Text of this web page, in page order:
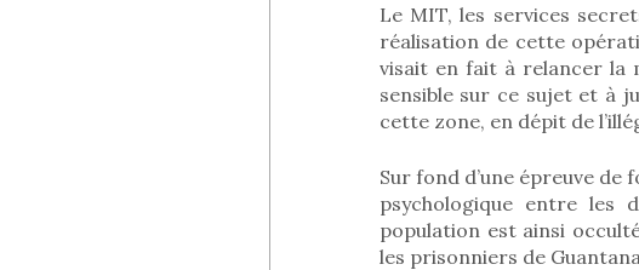
Le MIT, les services
réalisation de cette
visait en fait à relancer la
sensible sur ce sujet et à
cette zone, en dépit de
Sur fond d’une épreuve de
psychologique entre les
population est ainsi
les prisonniers de